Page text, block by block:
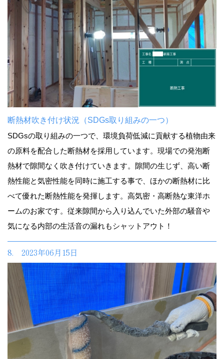
断熱材吹き付け状況（SDGs取り組みの一つ）
SDGsの取り組みの一つで、環境負荷低減に貢献する植物由来
の原料を配合した断熱材を採用しています。現場での発泡断
熱材で隙間なく吹き付けていきます。隙間の生じず、高い断
熱性能と気密性能を同時に施工する事で、ほかの断熱材に比
べて優れた断熱性能を発揮します。高気密・高断熱な東洋ホ
ームのお家です。従来隙間から入り込んでいた外部の騒音や
気になる内部の生活音の漏れもシャットアウト！
8. 2023年06月15日